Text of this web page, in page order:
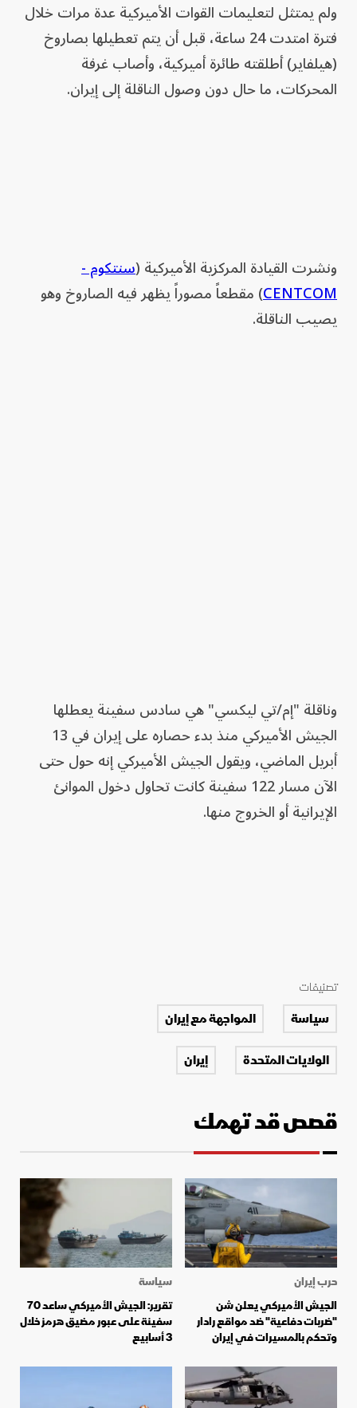
ولم يمتثل لتعليمات القوات الأميركية عدة مرات خلال
فترة امتدت 24 ساعة، قبل أن يتم تعطيلها بصاروخ
(هيلفاير) أطلقته طائرة أميركية، وأصاب غرفة
المحركات، ما حال دون وصول الناقلة إلى إيران.
ونشرت القيادة المركزية الأميركية (سنتكوم -
CENTCOM) مقطعاً مصوراً يظهر فيه الصاروخ وهو
يصيب الناقلة.
وناقلة "إم/تي ليكسي" هي سادس ‌سفينة يعطلها
الجيش الأميركي منذ بدء حصاره على إيران في 13
أبريل الماضي، ويقول الجيش الأميركي إنه حول حتى
الآن مسار 122 سفينة كانت تحاول دخول الموانئ
الإيرانية ‌أو ‌الخروج منها.
تصنيفات
سياسة
المواجهة مع إيران
الولايات المتحدة
إيران
قصص قد تهمك
حرب إيران
الجيش الأميركي يعلن شن
"ضربات دفاعية" ضد مواقع رادار
وتحكم بالمسيرات في إيران
سياسة
تقرير: الجيش الأميركي ساعد 70
سفينة على عبور مضيق هرمز خلال
3 أسابيع